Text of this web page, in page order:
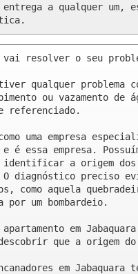
entrega a qualquer um,
vai resolver o seu
qualquer problema
ou vazamento
referenciado.
uma empresa
e é essa empresa.
identificar a origem
O diagnóstico preciso
como aquela
um bombardeio.
apartamento em
que a origem
em